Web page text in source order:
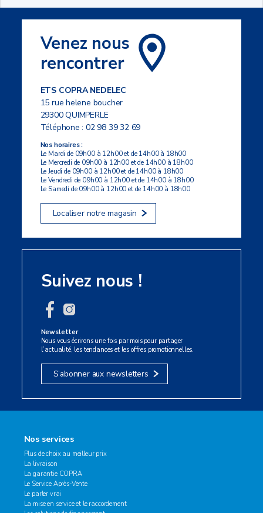
Venez nous
rencontrer
ETS COPRA NEDELEC
15 rue helene boucher
29300 QUIMPERLE
Téléphone :02 98 39 32 69
Nos horaires :
Le Mardi de 09h00 à 12h00 et de 14h00 à 18h00
Le Mercredi de 09h00 à 12h00 et de 14h00 à 18h00
Le Jeudi de 09h00 à 12h00 et de 14h00 à 18h00
Le Vendredi de 09h00 à 12h00 et de 14h00 à 18h00
Le Samedi de 09h00 à 12h00 et de 14h00 à 18h00
Localiser notre magasin
Suivez nous !
Newsletter
Nous vous écrirons une fois par mois pour partager
l’actualité, les tendances et les offres promotionnelles.
S’abonner aux newsletters
Nos services
Plus de choix au meilleur prix
La livraison
La garantie COPRA
Le Service Après-Vente
Le parler vrai
La mise en service et le raccordement